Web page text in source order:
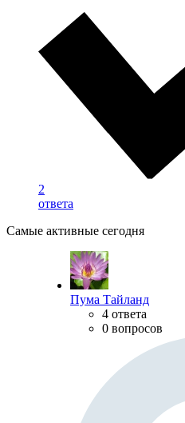
2
ответа
Самые активные сегодня
Пума Тайланд
4 ответа
0 вопросов